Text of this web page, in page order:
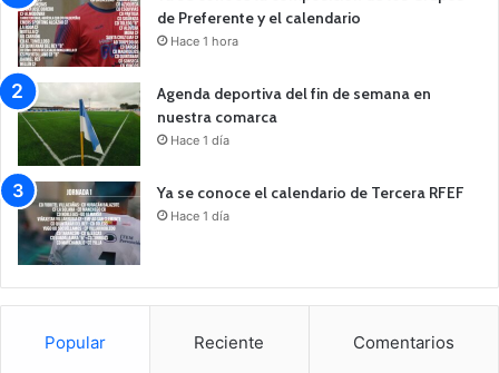
de Preferente y el calendario
Hace 1 hora
Agenda deportiva del fin de semana en
nuestra comarca
Hace 1 día
Ya se conoce el calendario de Tercera RFEF
Hace 1 día
Popular Reciente Comentarios